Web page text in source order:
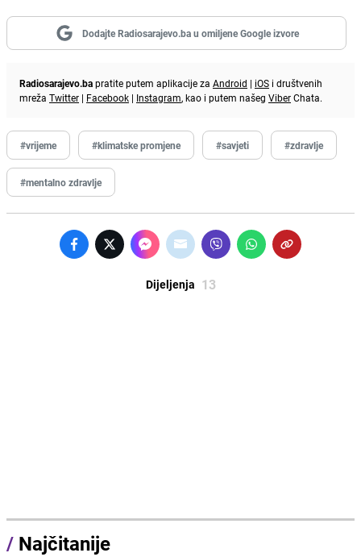
Dodajte Radiosarajevo.ba u omiljene Google izvore
Radiosarajevo.bapratite putem aplikacije za Android | iOS i društvenih
mreža Twitter | Facebook | Instagram, kao i putem našeg ViberChata.
#vrijeme #klimatske promjene #savjeti #zdravlje
#mentalno zdravlje
Dijeljenja 13
/ Najčitanije